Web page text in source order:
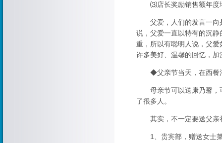
⑶店长奖励销售额年度增
父爱，人们的发言一向是
说，父爱一直以特有的沉
重，所以有聪明人说，父
许多美好、温馨的回忆，
◆父亲节当天，在西餐消
母亲节可以送康乃馨，
了很多人。
其实，不一定要送父亲
1、贵宾部，赠送女士菜